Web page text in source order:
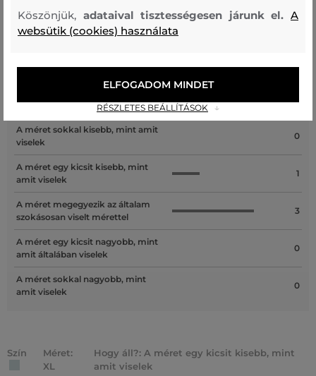
Recenziók
A méret sokkal kisebb, mint amit
viselek
0
A méret egy kicsit kisebb, mint
amit viselek
1
A méret megegyezik az általam
szokásosan viselt mérettel
3
A méret egy kicsit nagyobb, mint
amit általában viselek
0
A méret sokkal nagyobb, mint
amit viselek
0
Szín
Méret:
XL
Hogy áll?: A méret egy kicsit kisebb, mint
amit viselek
Köszönjük, adataival tisztességesen járunk el.A
websütik (cookies) használata
RÉSZLETES BEÁLLÍTÁSOK
ELFOGADOM MINDET